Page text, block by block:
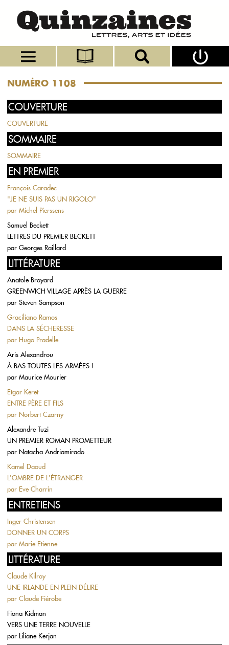
NUMÉRO 1108
COUVERTURE
COUVERTURE
SOMMAIRE
SOMMAIRE
EN PREMIER
François Caradec
"JE NE SUIS PAS UN RIGOLO"
par Michel Pierssens
Samuel Beckett
LETTRES DU PREMIER BECKETT
par Georges Raillard
LITTÉRATURE
Anatole Broyard
GREENWICH VILLAGE APRÈS LA GUERRE
par Steven Sampson
Graciliano Ramos
DANS LA SÉCHERESSE
par Hugo Pradelle
Aris Alexandrou
À BAS TOUTES LES ARMÉES !
par Maurice Mourier
Etgar Keret
ENTRE PÈRE ET FILS
par Norbert Czarny
Alexandre Tuzi
UN PREMIER ROMAN PROMETTEUR
par Natacha Andriamirado
Kamel Daoud
L'OMBRE DE L'ÉTRANGER
par Eve Charrin
ENTRETIENS
Inger Christensen
DONNER UN CORPS
par Marie Etienne
LITTÉRATURE
Claude Kilroy
UNE IRLANDE EN PLEIN DÉLIRE
par Claude Fiérobe
Fiona Kidman
VERS UNE TERRE NOUVELLE
par Liliane Kerjan